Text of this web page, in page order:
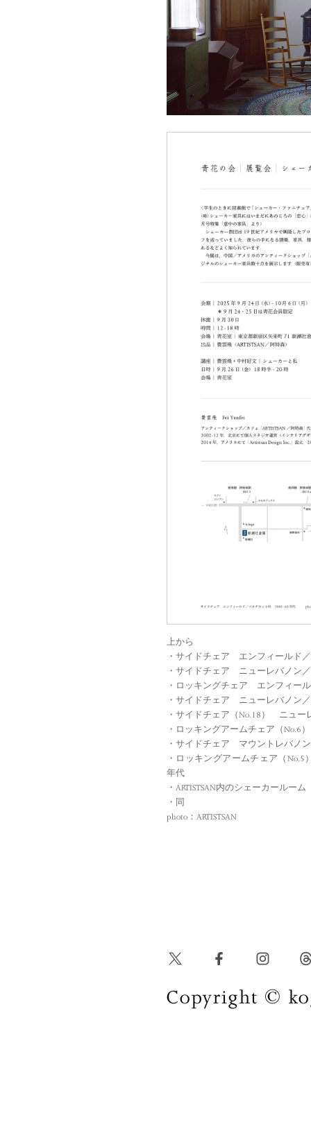
上から
・サイドチェア エンフィールド
・サイドチェア ニューレバノン
・ロッキングチェア エンフィー
・サイドチェア ニューレバノン
・サイドチェア（No.18） ニュ
・ロッキングアームチェア（
・サイドチェア マウントレバノ
・ロッキングアームチェア（
年代
・ARTISTSAN内のシェーカールー
・同
photo：ARTISTSAN
Copyright ©